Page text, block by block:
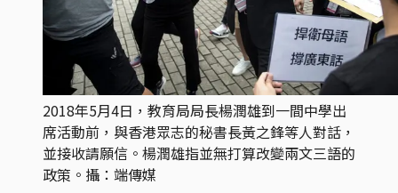
2018年5月4日，教育局局長楊潤雄到一間中學出
席活動前，與香港眾志的秘書長黃之鋒等人對話，
並接收請願信。楊潤雄指並無打算改變兩文三語的
政策。攝：端傳媒